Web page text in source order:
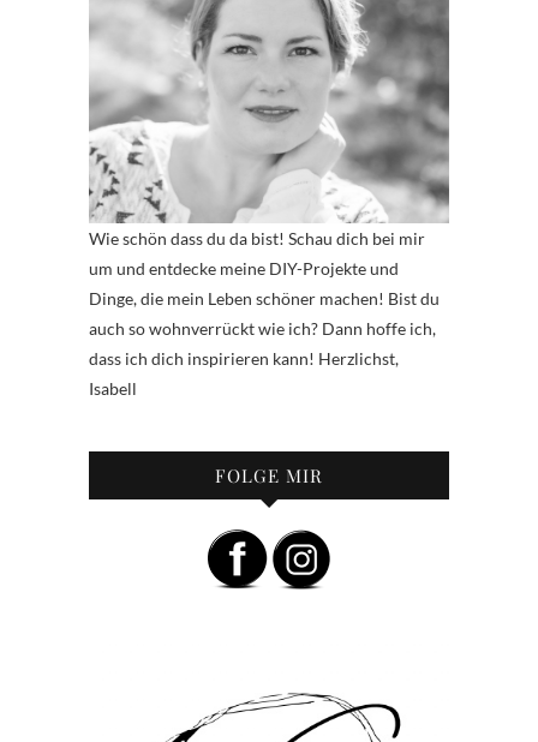
Wie schön dass du da bist! Schau dich bei mir
um und entdecke meine DIY-Projekte und
Dinge, die mein Leben schöner machen! Bist du
auch so wohnverrückt wie ich? Dann hoffe ich,
dass ich dich inspirieren kann! Herzlichst,
Isabell
FOLGE MIR